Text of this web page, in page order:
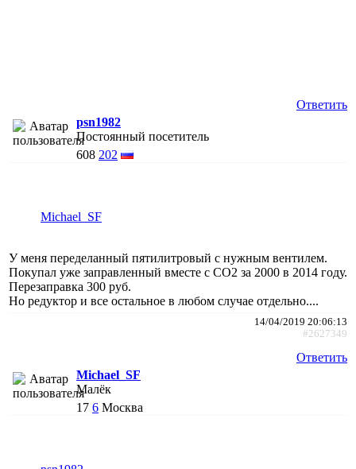
Ответить
psn1982
Постоянный посетитель
608 202
Michael_SF
У меня переделанный пятилитровый с нужным вентилем.
Покупал уже заправленный вместе с CO2 за 2000 в 2014 году.
Перезаправка 300 руб.
Но редуктор и все остальное в любом случае отдельно....
14/04/2019 20:06:13
#2627349
Ответить
Michael_SF
Малёк
17 6 Москва